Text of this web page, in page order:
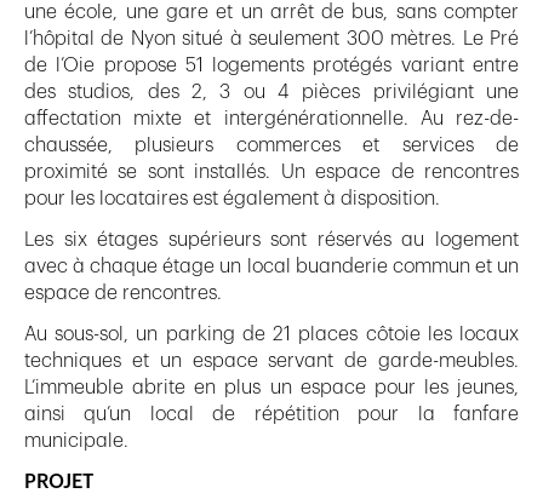
une école, une gare et un arrêt de bus, sans compter
l’hôpital de Nyon situé à seulement 300 mètres. Le Pré
de l’Oie propose 51 logements protégés variant entre
des studios, des 2, 3 ou 4 pièces privilégiant une
affectation mixte et intergénérationnelle. Au rez-de-
chaussée, plusieurs commerces et services de
proximité se sont installés. Un espace de rencontres
pour les locataires est également à disposition.
Les six étages supérieurs sont réservés au logement
avec à chaque étage un local buanderie commun et un
espace de rencontres.
Au sous-sol, un parking de 21 places côtoie les locaux
techniques et un espace servant de garde-meubles.
L’immeuble abrite en plus un espace pour les jeunes,
ainsi qu’un local de répétition pour la fanfare
municipale.
PROJET